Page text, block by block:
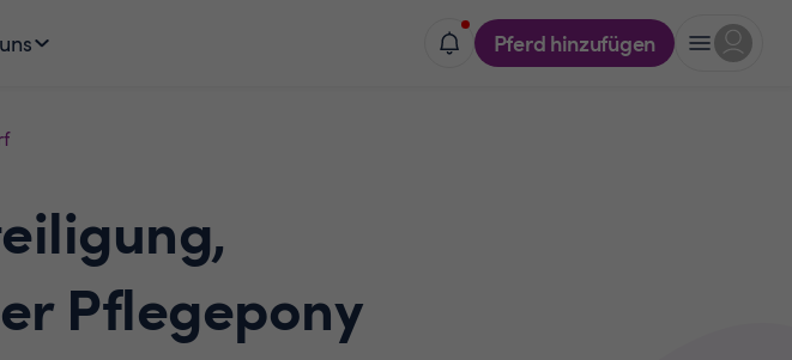
Pferd hinzufügen
Pflegepony